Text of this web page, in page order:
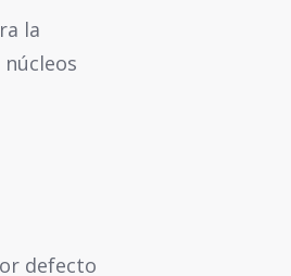
la
defecto